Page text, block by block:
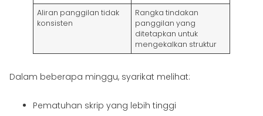
Aliran panggilan tidak
konsisten
Rangka tindakan
panggilan yang
ditetapkan untuk
mengekalkan struktur
Dalam beberapa minggu, syarikat melihat:
Pematuhan skrip yang lebih tinggi